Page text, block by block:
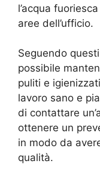
l’acqua
aree dell’ufficio.
Seguendo
possibile
puliti e
lavoro sano e
di contattare
ottenere un
in modo da
qualità.